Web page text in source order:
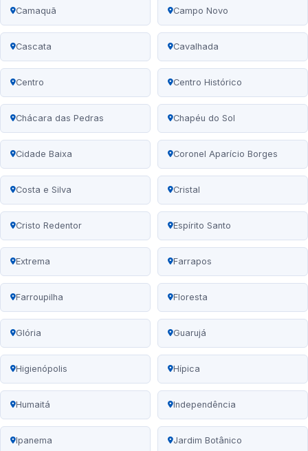
Camaquã Campo Novo
Cascata Cavalhada
Centro Centro Histórico
Chácara das Pedras Chapéu do Sol
Cidade Baixa Coronel Aparício Borges
Costa e Silva Cristal
Cristo Redentor Espírito Santo
Extrema Farrapos
Farroupilha Floresta
Glória Guarujá
Higienópolis Hípica
Humaitá Independência
Ipanema Jardim Botânico